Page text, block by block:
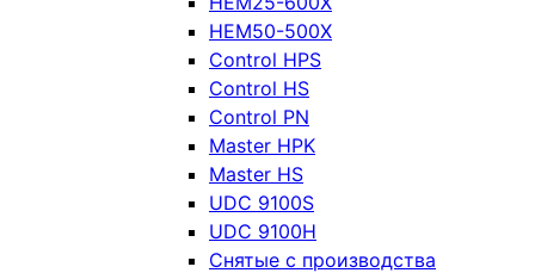
HEM50-500X
Control HPS
Control HS
Control PN
Master HPK
Master HS
UDC 9100S
UDC 9100H
Снятые с производства